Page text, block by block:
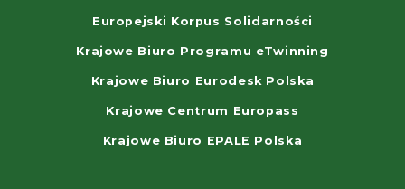
Europejski Korpus Solidarności
Krajowe Biuro Programu eTwinning
Krajowe Biuro Eurodesk Polska
Krajowe Centrum Europass
Krajowe Biuro EPALE Polska